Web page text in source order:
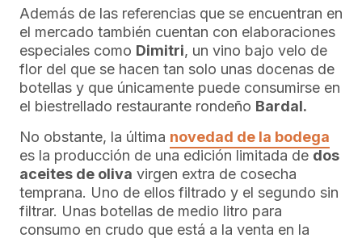
Además de las referencias que se encuentran en
el mercado también cuentan con elaboraciones
especiales como Dimitri, un vino bajo velo de
flor del que se hacen tan solo unas docenas de
botellas y que únicamente puede consumirse en
el biestrellado restaurante rondeño Bardal.
No obstante, la última novedad de la bodega
es la producción de una edición limitada de dos
aceites de oliva virgen extra de cosecha
temprana. Uno de ellos filtrado y el segundo sin
filtrar. Unas botellas de medio litro para
consumo en crudo que está a la venta en la